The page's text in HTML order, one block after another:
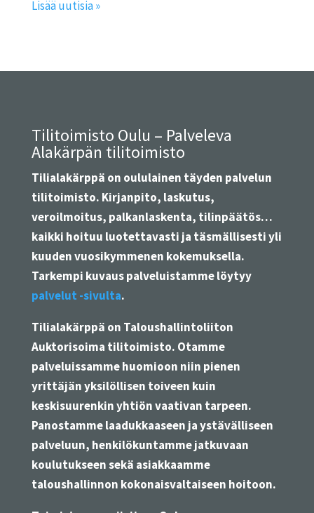
Lisää uutisia »
Tilitoimisto Oulu – Palveleva
Alakärpän tilitoimisto
Tilialakärppä on oululainen täyden palvelun
tilitoimisto. Kirjanpito, laskutus,
veroilmoitus, palkanlaskenta, tilinpäätös…
kaikki hoituu luotettavasti ja täsmällisesti yli
kuuden vuosikymmenen kokemuksella.
Tarkempi kuvaus palveluistamme löytyy
palvelut -sivulta.
Tilialakärppä on Taloushallintoliiton
Auktorisoima tilitoimisto. Otamme
palveluissamme huomioon niin pienen
yrittäjän yksilöllisen toiveen kuin
keskisuurenkin yhtiön vaativan tarpeen.
Panostamme laadukkaaseen ja ystävälliseen
palveluun, henkilökuntamme jatkuvaan
koulutukseen sekä asiakkaamme
taloushallinnon kokonaisvaltaiseen hoitoon.